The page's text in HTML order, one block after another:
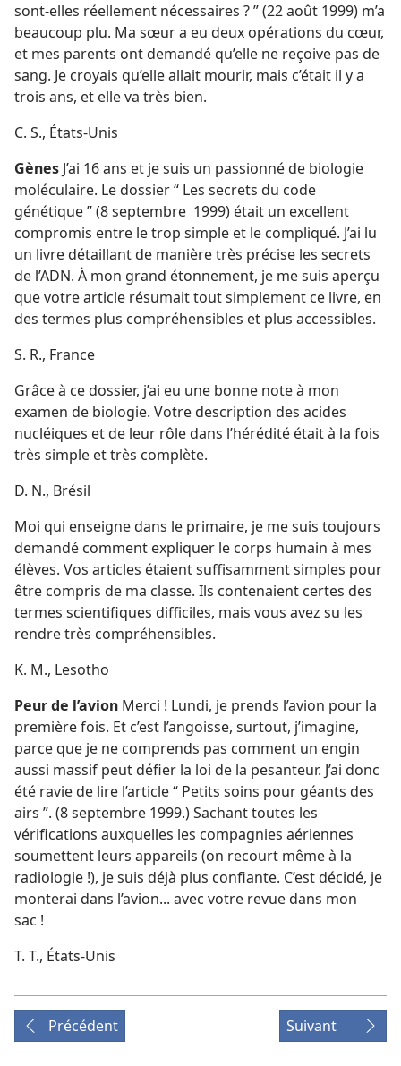
sont-​elles réellement nécessaires ? ” (22 août 1999) m’a
beaucoup plu. Ma sœur a eu deux opérations du cœur,
et mes parents ont demandé qu’elle ne reçoive pas de
sang. Je croyais qu’elle allait mourir, mais c’était il y a
trois ans, et elle va très bien.
C. S., États-Unis
Gènes J’ai 16 ans et je suis un passionné de biologie
moléculaire. Le dossier “ Les secrets du code
génétique ” (8 septembre 1999) était un excellent
compromis entre le trop simple et le compliqué. J’ai lu
un livre détaillant de manière très précise les secrets
de l’ADN. À mon grand étonnement, je me suis aperçu
que votre article résumait tout simplement ce livre, en
des termes plus compréhensibles et plus accessibles.
S. R., France
Grâce à ce dossier, j’ai eu une bonne note à mon
examen de biologie. Votre description des acides
nucléiques et de leur rôle dans l’hérédité était à la fois
très simple et très complète.
D. N., Brésil
Moi qui enseigne dans le primaire, je me suis toujours
demandé comment expliquer le corps humain à mes
élèves. Vos articles étaient suffisamment simples pour
être compris de ma classe. Ils contenaient certes des
termes scientifiques difficiles, mais vous avez su les
rendre très compréhensibles.
K. M., Lesotho
Peur de l’avion Merci ! Lundi, je prends l’avion pour la
première fois. Et c’est l’angoisse, surtout, j’imagine,
parce que je ne comprends pas comment un engin
aussi massif peut défier la loi de la pesanteur. J’ai donc
été ravie de lire l’article “ Petits soins pour géants des
airs ”. (8 septembre 1999.) Sachant toutes les
vérifications auxquelles les compagnies aériennes
soumettent leurs appareils (on recourt même à la
radiologie !), je suis déjà plus confiante. C’est décidé, je
monterai dans l’avion... avec votre revue dans mon
sac !
T. T., États-Unis
Précédent Suivant